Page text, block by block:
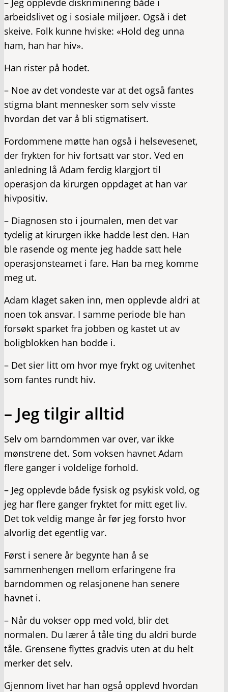
– Jeg opplevde diskriminering både i
arbeidslivet og i sosiale miljøer. Også i det
skeive. Folk kunne hviske: «Hold deg unna
ham, han har hiv».
Han rister på hodet.
– Noe av det vondeste var at det også fantes
stigma blant mennesker som selv visste
hvordan det var å bli stigmatisert.
Fordommene møtte han også i helsevesenet,
der frykten for hiv fortsatt var stor. Ved en
anledning lå Adam ferdig klargjort til
operasjon da kirurgen oppdaget at han var
hivpositiv.
– Diagnosen sto i journalen, men det var
tydelig at kirurgen ikke hadde lest den. Han
ble rasende og mente jeg hadde satt hele
operasjonsteamet i fare. Han ba meg komme
meg ut.
Adam klaget saken inn, men opplevde aldri at
noen tok ansvar. I samme periode ble han
forsøkt sparket fra jobben og kastet ut av
boligblokken han bodde i.
– Det sier litt om hvor mye frykt og uvitenhet
som fantes rundt hiv.
– Jeg tilgir alltid
Selv om barndommen var over, var ikke
mønstrene det. Som voksen havnet Adam
flere ganger i voldelige forhold.
– Jeg opplevde både fysisk og psykisk vold, og
jeg har flere ganger fryktet for mitt eget liv.
Det tok veldig mange år før jeg forsto hvor
alvorlig det egentlig var.
Først i senere år begynte han å se
sammenhengen mellom erfaringene fra
barndommen og relasjonene han senere
havnet i.
– Når du vokser opp med vold, blir det
normalen. Du lærer å tåle ting du aldri burde
tåle. Grensene flyttes gradvis uten at du helt
merker det selv.
Gjennom livet har han også opplevd hvordan